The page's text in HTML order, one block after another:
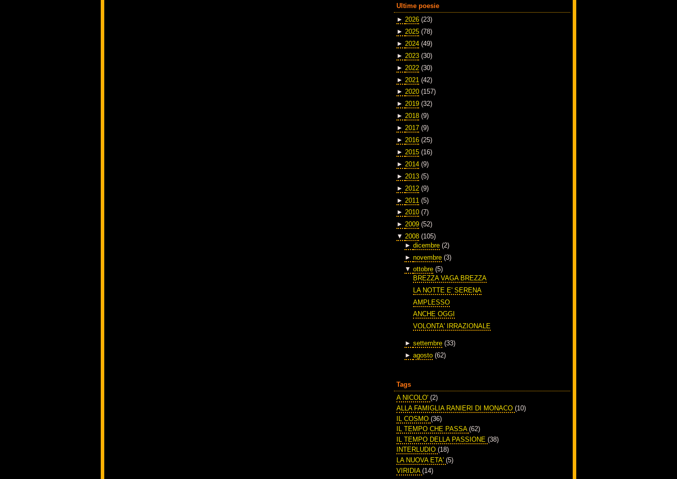
Ultime poesie
► 2026 (23)
► 2025 (78)
► 2024 (49)
► 2023 (30)
► 2022 (30)
► 2021 (42)
► 2020 (157)
► 2019 (32)
► 2018 (9)
► 2017 (9)
► 2016 (25)
► 2015 (16)
► 2014 (9)
► 2013 (5)
► 2012 (9)
► 2011 (5)
► 2010 (7)
► 2009 (52)
▼ 2008 (105)
► dicembre (2)
► novembre (3)
▼ ottobre (5)
BREZZA VAGA BREZZA
LA NOTTE E' SERENA
AMPLESSO
ANCHE OGGI
VOLONTA' IRRAZIONALE
► settembre (33)
► agosto (62)
Tags
A NICOLO' (2)
ALLA FAMIGLIA RANIERI DI MONACO (10)
IL COSMO (36)
IL TEMPO CHE PASSA (62)
IL TEMPO DELLA PASSIONE (38)
INTERLUDIO (18)
LA NUOVA ETA' (5)
VIRIDIA (14)